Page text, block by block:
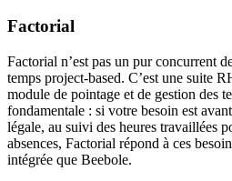
Factorial
Factorial n’est pas un pur concurrent
temps project-based. C’est une suite
module de pointage et de gestion des
fondamentale : si votre besoin est
légale, au suivi des heures travaillées
absences, Factorial répond à ces
intégrée que Beebole.